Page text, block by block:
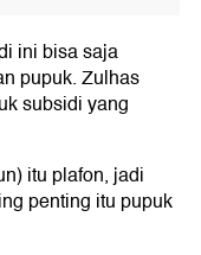
ini bisa saja
pupuk. Zulhas
subsidi yang
itu plafon, jadi
penting itu pupuk